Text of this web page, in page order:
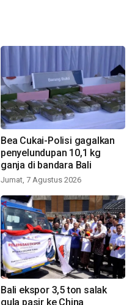
Bea Cukai-Polisi gagalkan
penyelundupan 10,1 kg
ganja di bandara Bali
Jumat, 7 Agustus 2026
Bali ekspor 3,5 ton salak
gula pasir ke China